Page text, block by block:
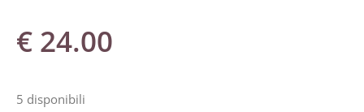
€ 24.00
5 disponibili